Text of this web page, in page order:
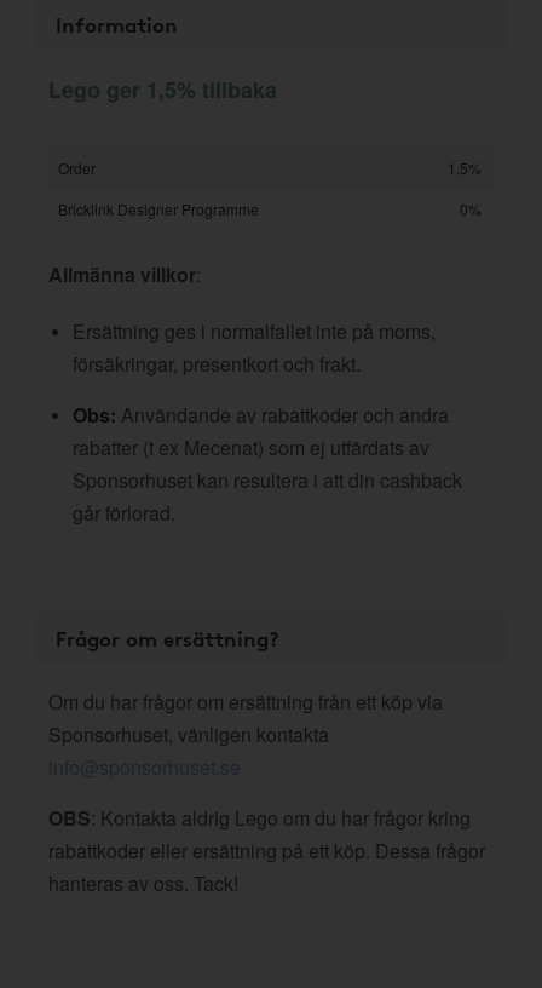
Information
Lego ger 1,5% tillbaka
Order
1,5%
Bricklink Designer Programme
0%
Allmänna villkor:
Ersättning ges i normalfallet inte på moms,
försäkringar, presentkort och frakt.
Obs: Användande av rabattkoder och andra
rabatter (t ex Mecenat) som ej utfärdats av
Sponsorhuset kan resultera i att din cashback
går förlorad.
Frågor om ersättning?
Om du har frågor om ersättning från ett köp via
Sponsorhuset, vänligen kontakta
info@sponsorhuset.se
OBS: Kontakta aldrig Lego om du har frågor kring
rabattkoder eller ersättning på ett köp. Dessa frågor
hanteras av oss. Tack!